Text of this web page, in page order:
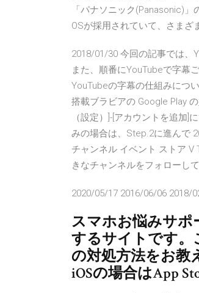
「パナソニック(Panasonic)
OSが採用されていて、さまざ
2018/01/30 今回の記事では、
また、順番にYouTubeで字幕
YouTubeの字幕の仕組みにつ
搭載ブラビアの Google Play
（設定）]-[アカウントを追加
みの場合は、Step.2に進んで
チャンネル イベント ストア V
きなチャンネルをフォローし
2020/05/17 2016/06/06 2018/
スマホお悩みサポ
するサイトです。
の対処方法をお教
iOSの場合はApp